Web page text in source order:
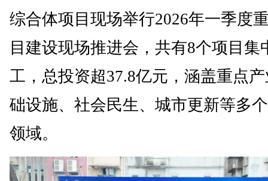
综合体项目现场举行2026年一季度
目建设现场推进会，共有8个项目集
工，总投资超37.8亿元，涵盖重点
础设施、社会民生、城市更新等多
领域。